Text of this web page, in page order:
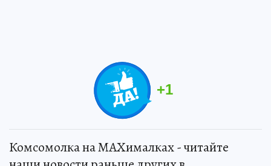
+1
Комсомолка на MAXималках - читайте